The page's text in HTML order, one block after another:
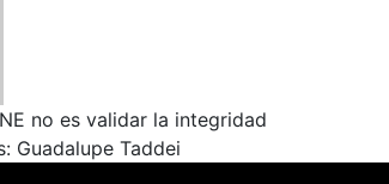
no es validar la integridad
Guadalupe Taddei